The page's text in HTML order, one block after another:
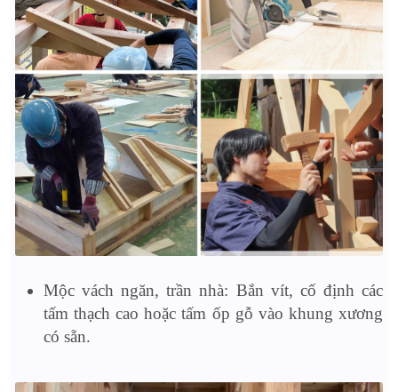
Mộc vách ngăn, trần nhà: Bắn vít, cố định các
tấm thạch cao hoặc tấm ốp gỗ vào khung xương
có sẵn.